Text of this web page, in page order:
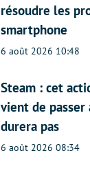
résoudre les
smartphone
6 août 2026 10:48
Steam : cet
vient de passer
durera pas
6 août 2026 08:34